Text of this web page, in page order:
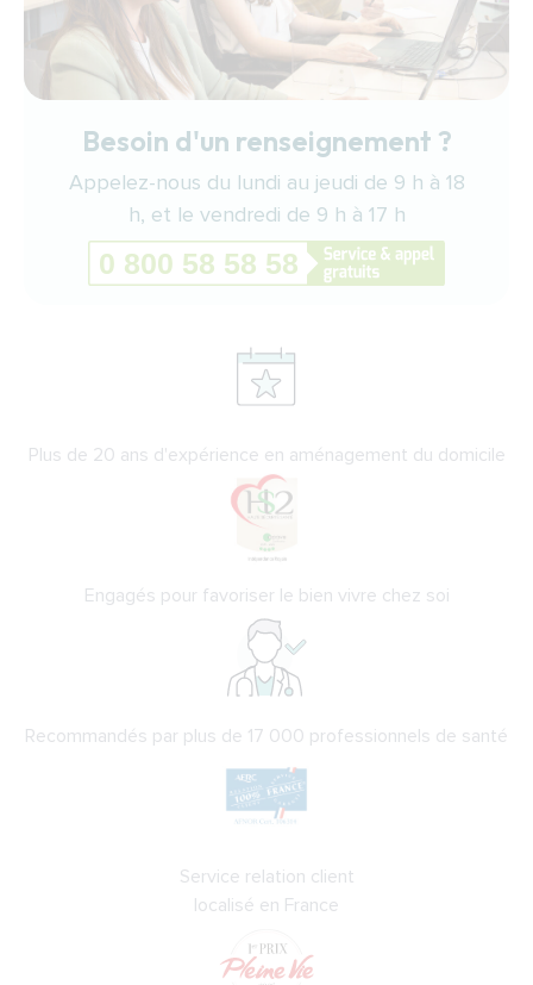
Besoin d'un renseignement ?
Appelez-nous du lundi au jeudi de 9 h à 18
h, et le vendredi de 9 h à 17 h
Plus de 20 ans d'expérience en aménagement du domicile
Engagés pour favoriser le bien vivre chez soi
Recommandés par plus de 17 000 professionnels de santé
Service relation client
localisé en France